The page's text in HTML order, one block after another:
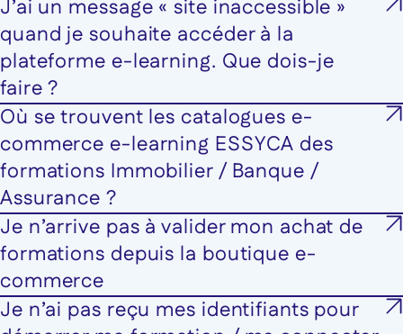
J’ai un message « site inaccessible »
quand je souhaite accéder à la
plateforme e-learning. Que dois-je
faire ?
Où se trouvent les catalogues e-
commerce e-learning ESSYCA des
formations Immobilier / Banque /
Assurance ?
Je n’arrive pas à valider mon achat de
formations depuis la boutique e-
commerce
Je n’ai pas reçu mes identifiants pour